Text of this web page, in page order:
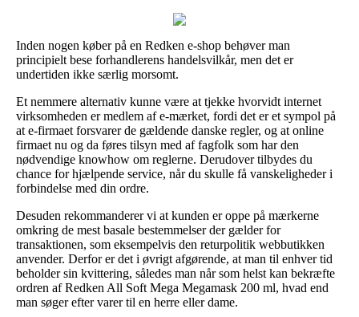
Inden nogen køber på en Redken e-shop behøver man
principielt bese forhandlerens handelsvilkår, men det er
undertiden ikke særlig morsomt.
Et nemmere alternativ kunne være at tjekke hvorvidt internet
virksomheden er medlem af e-mærket, fordi det er et sympol på
at e-firmaet forsvarer de gældende danske regler, og at online
firmaet nu og da føres tilsyn med af fagfolk som har den
nødvendige knowhow om reglerne. Derudover tilbydes du
chance for hjælpende service, når du skulle få vanskeligheder i
forbindelse med din ordre.
Desuden rekommanderer vi at kunden er oppe på mærkerne
omkring de mest basale bestemmelser der gælder for
transaktionen, som eksempelvis den returpolitik webbutikken
anvender. Derfor er det i øvrigt afgørende, at man til enhver tid
beholder sin kvittering, således man når som helst kan bekræfte
ordren af Redken All Soft Mega Megamask 200 ml, hvad end
man søger efter varer til en herre eller dame.